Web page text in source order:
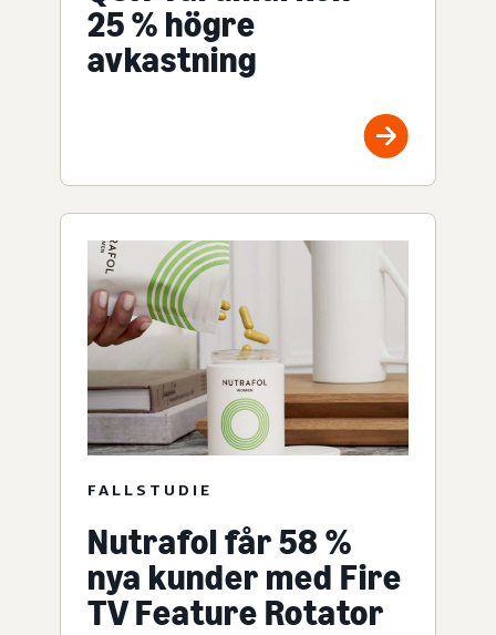
25 % högre
avkastning
FALLSTUDIE
Nutrafol får 58 %
nya kunder med Fire
TV Feature Rotator